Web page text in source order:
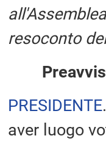
resoconto
PRESIDENTE
aver luogo